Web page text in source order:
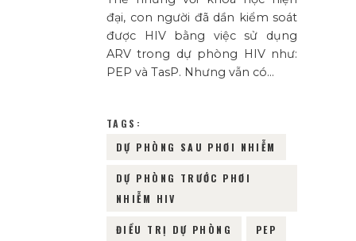
đại, con người đã dần kiểm soát
được HIV bằng việc sử dụng
ARV trong dự phòng HIV như:
PEP và TasP. Nhưng vẫn có…
TAGS:
DỰ PHÒNG SAU PHƠI NHIỄM
DỰ PHÒNG TRƯỚC PHƠI
NHIỄM HIV
ĐIỀU TRỊ DỰ PHÒNG PEP